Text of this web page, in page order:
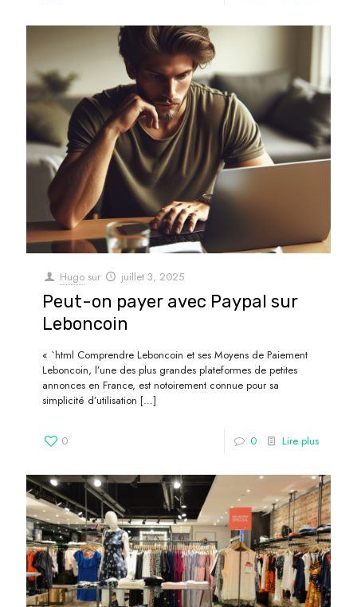
Hugo sur juillet 3, 2025
Peut-on payer avec Paypal sur
Leboncoin
« `html Comprendre Leboncoin et ses Moyens de Paiement
Leboncoin, l’une des plus grandes plateformes de petites
annonces en France, est notoirement connue pour sa
simplicité d’utilisation […]
0 0 Lire plus